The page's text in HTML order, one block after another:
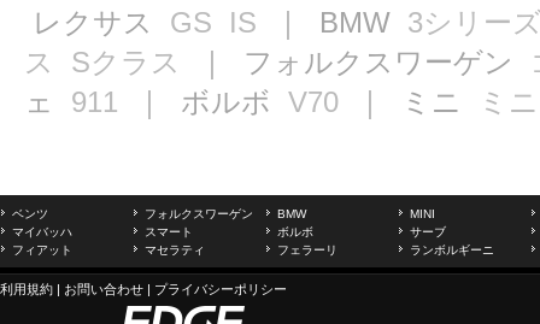
レクサス GS IS ｜ BMW 3シリー
ス
Sクラス ｜ フォルクスワーゲン
ェ 911 ｜ ボルボ V70 ｜ ミニ ミニ
ベンツ フォルクスワーゲン BMW
MINI
マイバッハ
スマート ボルボ
サーブ
フィアット
マセラティ フェラーリ ランボルギーニ
利用規約 | お問い合わせ | プライバシーポリシー